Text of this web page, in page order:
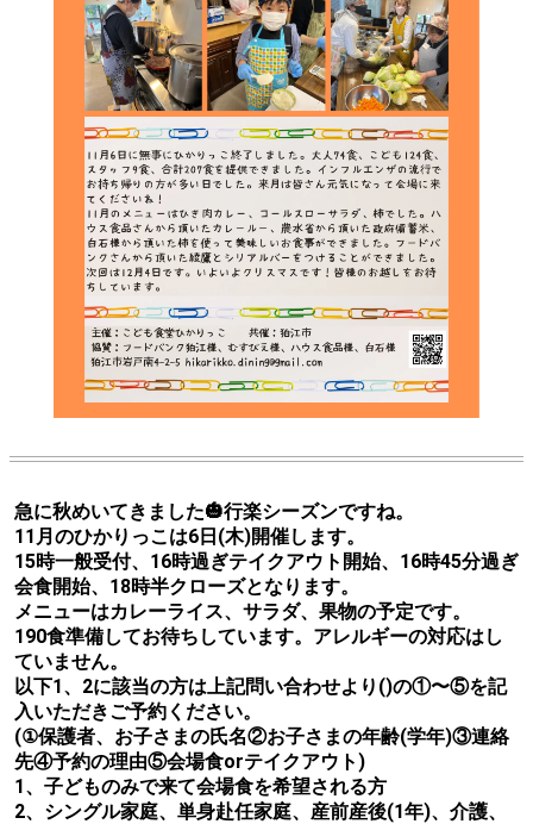
急に秋めいてきました🎃行楽シーズンですね。
11月のひかりっこは6日(木)開催します。
15時一般受付、16時過ぎテイクアウト開始、16時45分過ぎ
会食開始、18時半クローズとなります。
メニューはカレーライス、サラダ、果物の予定です。
190食準備してお待ちしています。アレルギーの対応はし
ていません。
以下1、2に該当の方は上記問い合わせより()の①〜⑤を記
入いただきご予約ください。
(①保護者、お子さまの氏名②お子さまの年齢(学年)③連絡
先④予約の理由⑤会場食orテイクアウト)
1、子どものみで来て会場食を希望される方
2、シングル家庭、単身赴任家庭、産前産後(1年)、介護、